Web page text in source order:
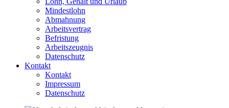
Mindestlohn
Abmahnung
Arbeitsvertrag
Befristung
Arbeitszeugnis
Datenschutz
Kontakt
Kontakt
Impressum
Datenschutz